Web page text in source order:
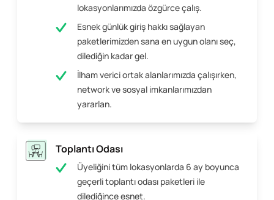
lokasyonlarımızda özgürce çalış.
Esnek günlük giriş hakkı sağlayan
paketlerimizden sana en uygun olanı seç,
dilediğin kadar gel.
İlham verici ortak alanlarımızda çalışırken,
network ve sosyal imkanlarımızdan
yararlan.
Toplantı Odası
Üyeliğini tüm lokasyonlarda 6 ay boyunca
geçerli toplantı odası paketleri ile
dilediğince esnet.